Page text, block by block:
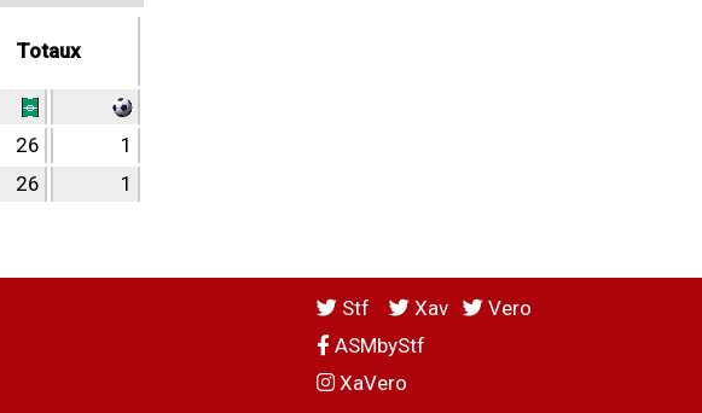
Totaux
26
1
26 1
Stf Xav
Vero
ASMbyStf
XaVero